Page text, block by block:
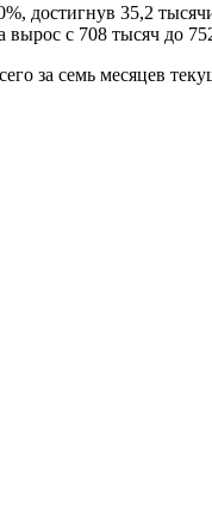
достигнув 35,2
вырос с 708 тысяч до
за семь месяцев